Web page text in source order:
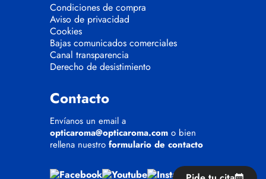
Condiciones de compra
Aviso de privacidad
Cookies
Bajas comunicados comerciales
Canal transparencia
Derecho de desistimiento
Contacto
Envíanos un email a
opticaroma@opticaroma.com o bien
rellena nuestro formulario de contacto